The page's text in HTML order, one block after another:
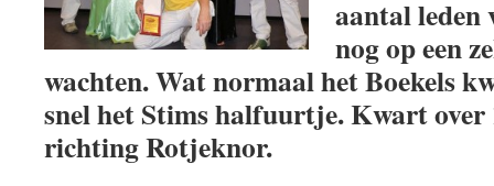
aantal leden
nog op een
wachten. Wat normaal het Boekels
snel het Stims halfuurtje. Kwart over
richting Rotjeknor.